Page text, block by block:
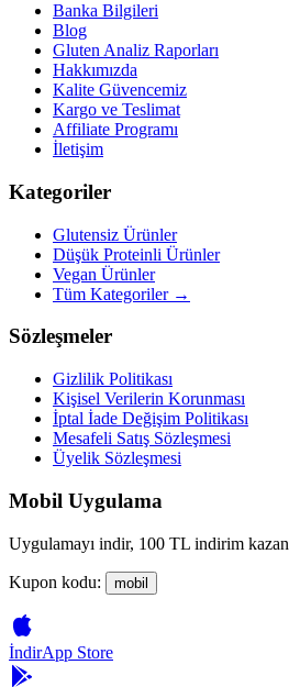
Banka Bilgileri
Blog
Gluten Analiz Raporları
Hakkımızda
Kalite Güvencemiz
Kargo ve Teslimat
Affiliate Programı
İletişim
Kategoriler
Glutensiz Ürünler
Düşük Proteinli Ürünler
Vegan Ürünler
Tüm Kategoriler →
Sözleşmeler
Gizlilik Politikası
Kişisel Verilerin Korunması
İptal İade Değişim Politikası
Mesafeli Satış Sözleşmesi
Üyelik Sözleşmesi
Mobil Uygulama
Uygulamayı indir, 100 TL indirim kazan
Kupon kodu: mobil
İndirApp Store